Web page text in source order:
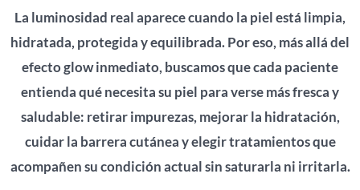
La luminosidad real aparece cuando la piel está limpia,
hidratada, protegida y equilibrada. Por eso, más allá del
efecto glow inmediato, buscamos que cada paciente
entienda qué necesita su piel para verse más fresca y
saludable: retirar impurezas, mejorar la hidratación,
cuidar la barrera cutánea y elegir tratamientos que
acompañen su condición actual sin saturarla ni irritarla.